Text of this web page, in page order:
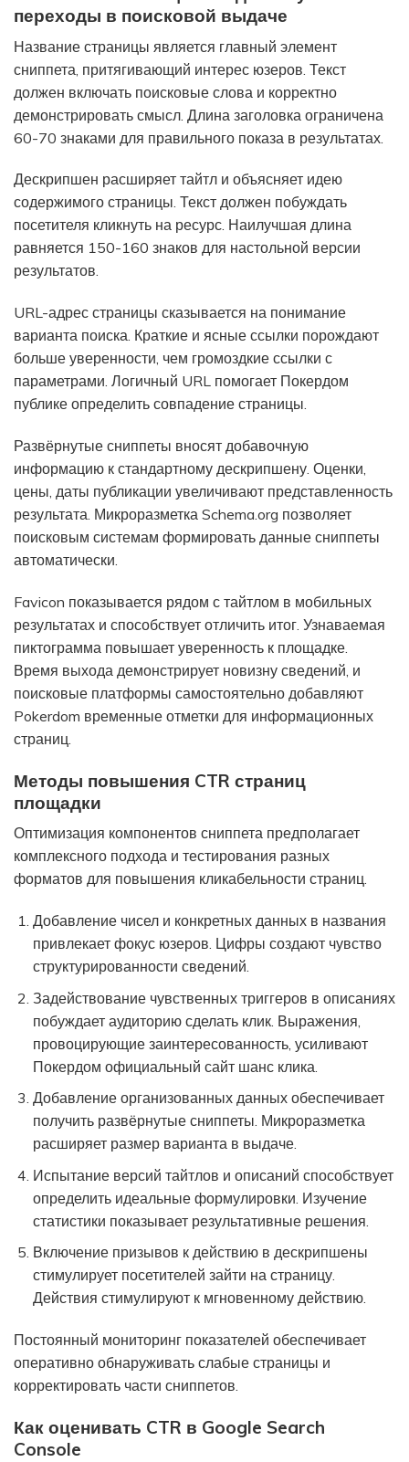
переходы в поисковой выдаче
Название страницы является главный элемент
сниппета, притягивающий интерес юзеров. Текст
должен включать поисковые слова и корректно
демонстрировать смысл. Длина заголовка ограничена
60-70 знаками для правильного показа в результатах.
Дескрипшен расширяет тайтл и объясняет идею
содержимого страницы. Текст должен побуждать
посетителя кликнуть на ресурс. Наилучшая длина
равняется 150-160 знаков для настольной версии
результатов.
URL-адрес страницы сказывается на понимание
варианта поиска. Краткие и ясные ссылки порождают
больше уверенности, чем громоздкие ссылки с
параметрами. Логичный URL помогает Покердом
публике определить совпадение страницы.
Развёрнутые сниппеты вносят добавочную
информацию к стандартному дескрипшену. Оценки,
цены, даты публикации увеличивают представленность
результата. Микроразметка Schema.org позволяет
поисковым системам формировать данные сниппеты
автоматически.
Favicon показывается рядом с тайтлом в мобильных
результатах и способствует отличить итог. Узнаваемая
пиктограмма повышает уверенность к площадке.
Время выхода демонстрирует новизну сведений, и
поисковые платформы самостоятельно добавляют
Pokerdom временные отметки для информационных
страниц.
Методы повышения CTR страниц
площадки
Оптимизация компонентов сниппета предполагает
комплексного подхода и тестирования разных
форматов для повышения кликабельности страниц.
Добавление чисел и конкретных данных в названия
привлекает фокус юзеров. Цифры создают чувство
структурированности сведений.
Задействование чувственных триггеров в описаниях
побуждает аудиторию сделать клик. Выражения,
провоцирующие заинтересованность, усиливают
Покердом официальный сайт шанс клика.
Добавление организованных данных обеспечивает
получить развёрнутые сниппеты. Микроразметка
расширяет размер варианта в выдаче.
Испытание версий тайтлов и описаний способствует
определить идеальные формулировки. Изучение
статистики показывает результативные решения.
Включение призывов к действию в дескрипшены
стимулирует посетителей зайти на страницу.
Действия стимулируют к мгновенному действию.
Постоянный мониторинг показателей обеспечивает
оперативно обнаруживать слабые страницы и
корректировать части сниппетов.
Как оценивать CTR в Google Search
Console